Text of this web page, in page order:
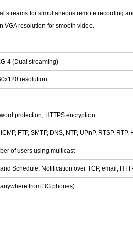
streams for simultaneous remote recording
VGA resolution for smooth video.
4 (Dual streaming)
resolution
protection, HTTPS encryption
FTP, SMTP, DNS, NTP, UPnP, RTSP, RTP,
of users using multicast
Schedule; Notification over TCP, email,
from 3G phones)